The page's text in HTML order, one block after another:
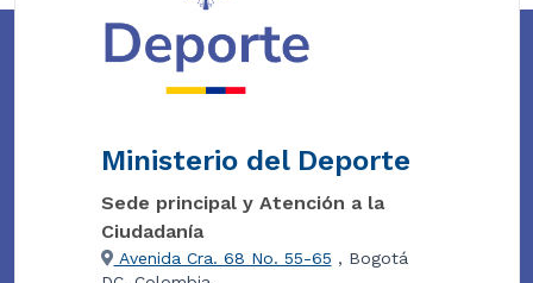
Ministerio del Deporte
Sede principal y Atención a la
Ciudadanía
Avenida Cra. 68 No. 55-65 , Bogotá